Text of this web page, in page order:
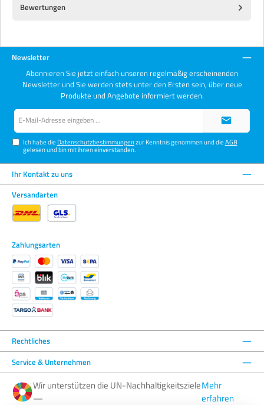
Bewertungen
Newsletter
Abonnieren Sie jetzt einfach unseren regelmäßig erscheinenden
Newsletter und Sie werden stets unter den Ersten sein, über neue
Produkte und Angebote informiert werden.
Ich habe die Datenschutzbestimmungenzur Kenntnis genommen und dieAGB
gelesen und bin mit ihnen einverstanden.
Ihr Kontakt zu uns
Versandarten
Zahlungsarten
Rechtliches
Service & Unternehmen
Wir unterstützen die UN-Nachhaltigkeitsziele
—
Mehr
erfahren